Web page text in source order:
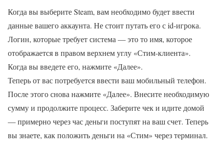
Когда вы выберите Steam, вам необходимо будет ввести
данные вашего аккаунта. Не стоит путать его с id-игрока.
Логин, которые требует система — это то имя, которое
отображается в правом верхнем углу «Стим-клиента».
Когда вы введете его, нажмите «Далее».
Теперь от вас потребуется ввести ваш мобильный телефон.
После этого снова нажмите «Далее». Внесите необходимую
сумму и продолжите процесс. Заберите чек и идите домой
— примерно через час деньги поступят на ваш счет. Теперь
вы знаете, как положить деньги на «Стим» через терминал.